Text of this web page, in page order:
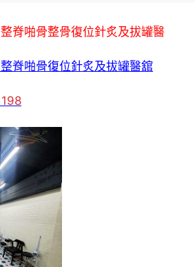
脊啪骨整骨復位針炙及拔罐醫
脊啪骨復位針炙及拔罐醫舘